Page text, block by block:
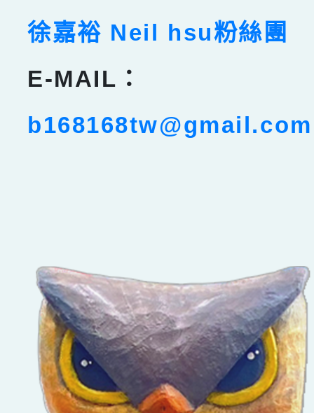
徐嘉裕 Neil hsu粉絲團
E-MAIL：
b168168tw@gmail.com